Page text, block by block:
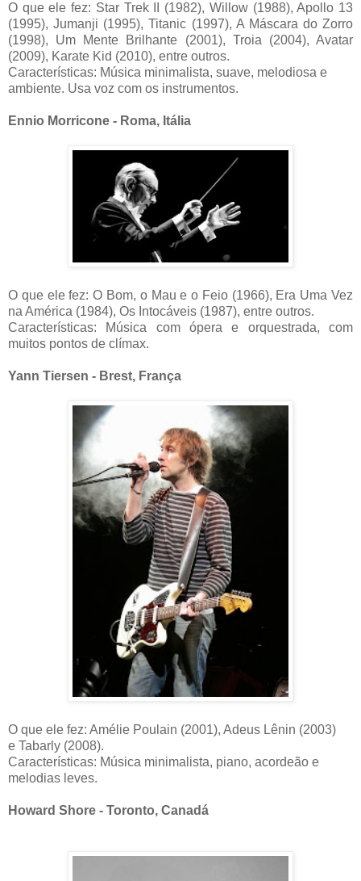
O que ele fez: Star Trek II (1982), Willow (1988), Apollo 13
(1995), Jumanji (1995), Titanic (1997), A Máscara do Zorro
(1998), Um Mente Brilhante (2001), Troia (2004), Avatar
(2009), Karate Kid (2010), entre outros.
Características: Música minimalista, suave, melodiosa e
ambiente. Usa voz com os instrumentos.
Ennio Morricone - Roma, Itália
O que ele fez: O Bom, o Mau e o Feio (1966), Era Uma Vez
na América (1984), Os Intocáveis (1987), entre outros.
Características: Música com ópera e orquestrada, com
muitos pontos de clímax.
Yann Tiersen - Brest, França
O que ele fez: Amélie Poulain (2001), Adeus Lênin (2003)
e Tabarly (2008).
Características: Música minimalista, piano, acordeão e
melodias leves.
Howard Shore - Toronto, Canadá